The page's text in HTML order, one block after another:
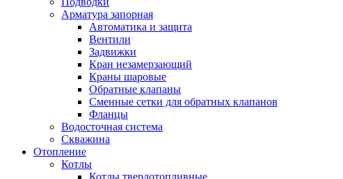
Арматура запорная
Автоматика и защита
Вентили
Задвижки
Кран незамерзающий
Краны шаровые
Обратные клапаны
Сменные сетки для обратных клапанов
Фланцы
Водосточная система
Скважина
Отопление
Котлы
Котлы твердотопливные